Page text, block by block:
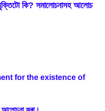
কি? সমালোচনাসহ আলোচ
for the existence of